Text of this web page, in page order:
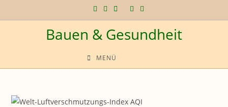
Inhalt
Bauen & Gesundheit
MENÜ